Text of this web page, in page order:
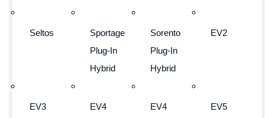
Seltos
Sportage
Plug-In
Hybrid
Sorento
Plug-In
Hybrid
EV2
EV3 EV4
EV4
EV5